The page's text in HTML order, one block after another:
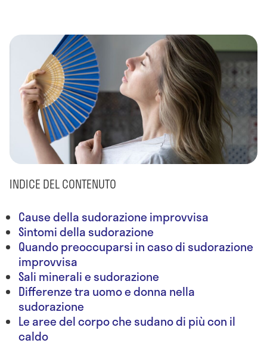
INDICE DEL CONTENUTO
Cause della sudorazione improvvisa
Sintomi della sudorazione
Quando preoccuparsi in caso di sudorazione
improvvisa
Sali minerali e sudorazione
Differenze tra uomo e donna nella
sudorazione
Le aree del corpo che sudano di più con il
caldo